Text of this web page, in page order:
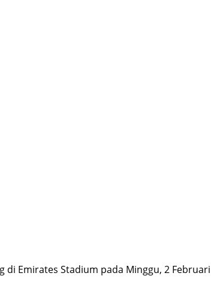
Emirates Stadium pada Minggu, 2 Februari